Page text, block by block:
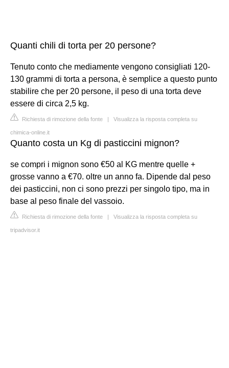
Quanti chili di torta per 20 persone?
Tenuto conto che mediamente vengono consigliati 120-
130 grammi di torta a persona, è semplice a questo punto
stabilire che per 20 persone, il peso di una torta deve
essere di circa 2,5 kg.
Richiesta di rimozione della fonte | Visualizza la risposta completa su
chimica-online.it
Quanto costa un Kg di pasticcini mignon?
se compri i mignon sono €50 al KG mentre quelle +
grosse vanno a €70. oltre un anno fa. Dipende dal peso
dei pasticcini, non ci sono prezzi per singolo tipo, ma in
base al peso finale del vassoio.
Richiesta di rimozione della fonte | Visualizza la risposta completa su
tripadvisor.it